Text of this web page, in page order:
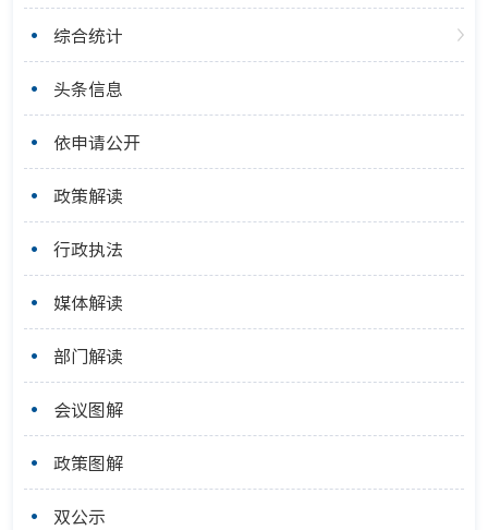
综合统计
头条信息
依申请公开
政策解读
行政执法
媒体解读
部门解读
会议图解
政策图解
双公示